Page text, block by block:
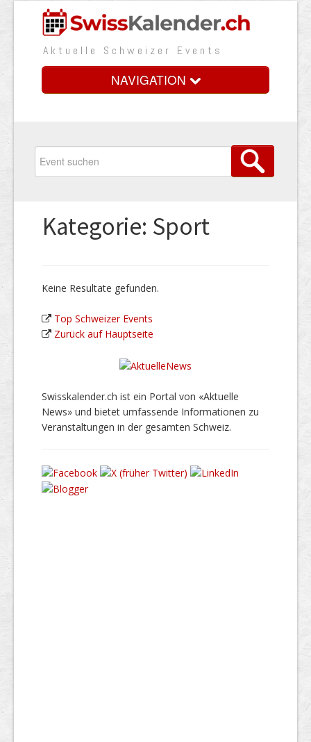
Aktuelle Schweizer Events
NAVIGATION
Vorteile
Medienbooster
Kategorie: Sport
Keine Resultate gefunden.
Top Schweizer Events
Zurück auf Hauptseite
Swisskalender.ch ist ein Portal von «Aktuelle
News» und bietet umfassende Informationen zu
Veranstaltungen in der gesamten Schweiz.